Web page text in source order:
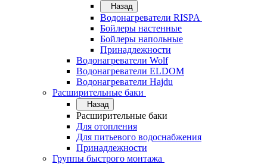
Назад
Водонагреватели RISPA
Бойлеры настенные
Бойлеры напольные
Принадлежности
Водонагреватели Wolf
Водонагреватели ELDOM
Водонагреватели Hajdu
Расширительные баки
Назад
Расширительные баки
Для отопления
Для питьевого водоснабжения
Принадлежности
Группы быстрого монтажа